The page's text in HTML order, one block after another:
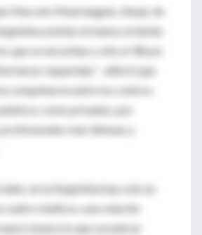
Marcelo Mastrángelo, titular de
existen al menos el doble
que se necesitan y sólo el 38 por
requeridas” , déficit que
competencia entre los centros
como privados, por
más idóneas y
en la Argentina hay solo un
médicos, una relación
a lo que sucede en